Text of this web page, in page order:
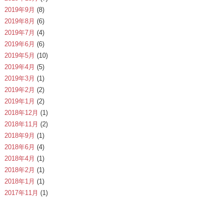
2019年9月 (8)
2019年8月 (6)
2019年7月 (4)
2019年6月 (6)
2019年5月 (10)
2019年4月 (5)
2019年3月 (1)
2019年2月 (2)
2019年1月 (2)
2018年12月 (1)
2018年11月 (2)
2018年9月 (1)
2018年6月 (4)
2018年4月 (1)
2018年2月 (1)
2018年1月 (1)
2017年11月 (1)